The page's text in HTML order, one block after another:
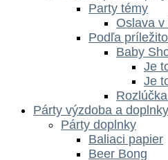
Party témy
Oslava v
Podľa
Baby
Je
Je
Párty výzdoba a doplnky
Párty doplnky
Baliaci papier
Beer Bong